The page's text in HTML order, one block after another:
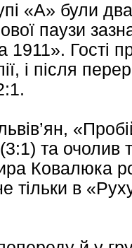
«А» були
паузи
1911». Гості
і після
та очолив
Ковалюка
тільки в